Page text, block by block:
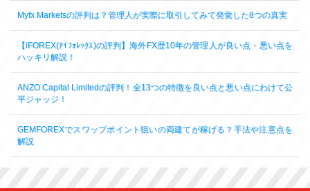
Myfx Marketsの評判は？管理人が実際に取引してみて発覚した8つの真実
【iFOREX(ｱｲﾌｫﾚｯｸｽ)の評判】海外FX歴10年の管理人が良い点・悪い点を
ハッキリ解説！
ANZO Capital Limitedの評判！全13つの特徴を良い点と悪い点にわけて公
平ジャッジ！
GEMFOREXでスワップポイント狙いの両建てが稼げる？手法や注意点を
解説